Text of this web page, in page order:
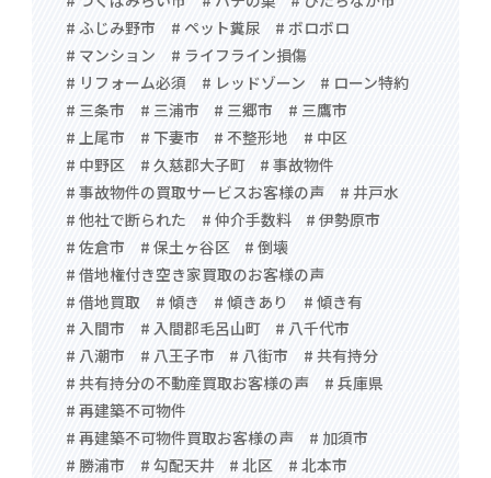
# ふじみ野市
# ペット糞尿
# ボロボロ
# マンション
# ライフライン損傷
# リフォーム必須
# レッドゾーン
# ローン特約
# 三条市
# 三浦市 # 三郷市
# 三鷹市
# 上尾市
# 下妻市 # 不整形地
# 中区
# 中野区
# 久慈郡大子町
# 事故物件
# 事故物件の買取サービスお客様の声
# 井戸水
# 他社で断られた
# 仲介手数料
# 伊勢原市
# 佐倉市
# 保土ヶ谷区
# 倒壊
# 借地権付き空き家買取のお客様の声
# 借地買取
# 傾き # 傾きあり
# 傾き有
# 入間市
# 入間郡毛呂山町
# 八千代市
# 八潮市
# 八王子市 # 八街市
# 共有持分
# 共有持分の不動産買取お客様の声
# 兵庫県
# 再建築不可物件
# 再建築不可物件買取お客様の声
# 加須市
# 勝浦市
# 勾配天井 # 北区
# 北本市